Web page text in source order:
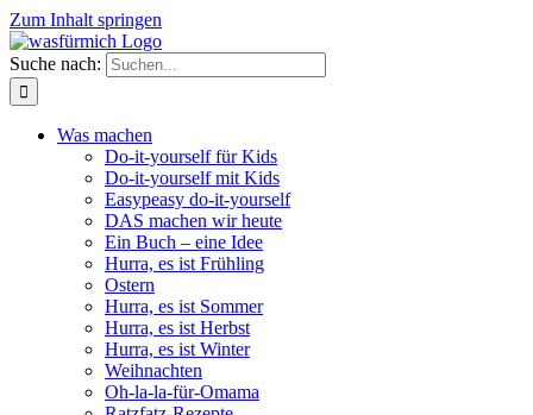
Zum Inhalt springen
Suche nach:
Was machen
Do-it-yourself für Kids
Do-it-yourself mit Kids
Easypeasy do-it-yourself
DAS machen wir heute
Ein Buch – eine Idee
Hurra, es ist Frühling
Ostern
Hurra, es ist Sommer
Hurra, es ist Herbst
Hurra, es ist Winter
Weihnachten
Oh-la-la-für-Omama